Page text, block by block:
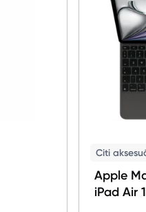
Citi
Apple
iPad Air